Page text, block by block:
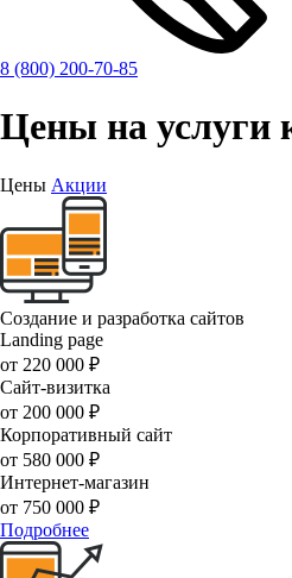
8 (800) 200-70-85
Цены на услуги
Цены Акции
Создание и разработка сайтов
Landing page
от 220 000 ₽
Сайт-визитка
от 200 000 ₽
Корпоративный сайт
от 580 000 ₽
Интернет-магазин
от 750 000 ₽
Подробнее